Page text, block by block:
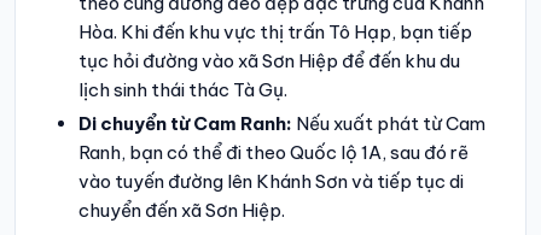
Hòa. Khi đến khu vực thị trấn Tô Hạp, bạn tiếp
tục hỏi đường vào xã Sơn Hiệp để đến khu du
lịch sinh thái thác Tà Gụ.
Di chuyển từ Cam Ranh: Nếu xuất phát từ Cam
Ranh, bạn có thể đi theo Quốc lộ 1A, sau đó rẽ
vào tuyến đường lên Khánh Sơn và tiếp tục di
chuyển đến xã Sơn Hiệp.